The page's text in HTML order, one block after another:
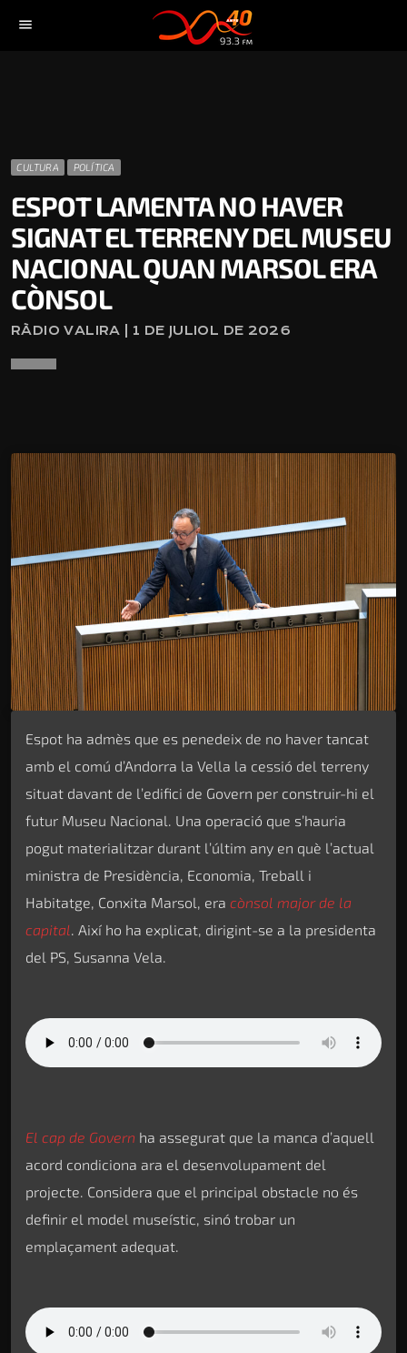
menu
CULTURA POLÍTICA
ESPOT LAMENTA NO HAVER
SIGNAT EL TERRENY DEL MUSEU
NACIONAL QUAN MARSOL ERA
CÒNSOL
RÀDIO VALIRA | 1 DE JULIOL DE 2026
Espot ha admès que es penedeix de no haver tancat
amb el comú d’Andorra la Vella la cessió del terreny
situat davant de l’edifici de Govern per construir-hi el
futur Museu Nacional. Una operació que s’hauria
pogut materialitzar durant l’últim any en què l’actual
ministra de Presidència, Economia, Treball i
Habitatge, Conxita Marsol, era cònsol major de la
capital . Així ho ha explicat, dirigint-se a la presidenta
del PS, Susanna Vela.
El cap de Govern ha assegurat que la manca d’aquell
acord condiciona ara el desenvolupament del
projecte. Considera que el principal obstacle no és
definir el model museístic, sinó trobar un
emplaçament adequat.